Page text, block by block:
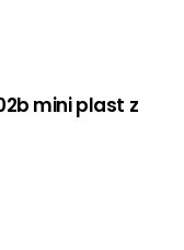
mini plast z